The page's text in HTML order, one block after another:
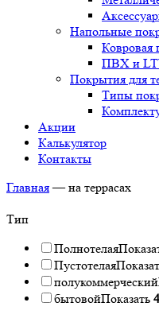
Напольные
Ковровая
ПВХ и
Покрытия для
Типы
Акции
Калькулятор
Контакты
Главная — на террасах
Тип
Полнотелая
Пустотелая
полукоммерческий
бытовойПоказать 4